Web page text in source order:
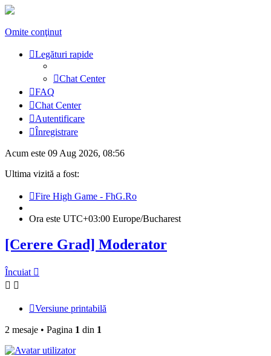
Omite conţinut
Legături rapide
Chat Center
FAQ
Chat Center
Autentificare
Înregistrare
Acum este 09 Aug 2026, 08:56
Ultima vizită a fost:
Fire High Game - FhG.Ro
Ora este UTC+03:00 Europe/Bucharest
[Cerere Grad] Moderator
Încuiat
Versiune printabilă
2 mesaje • Pagina 1 din 1